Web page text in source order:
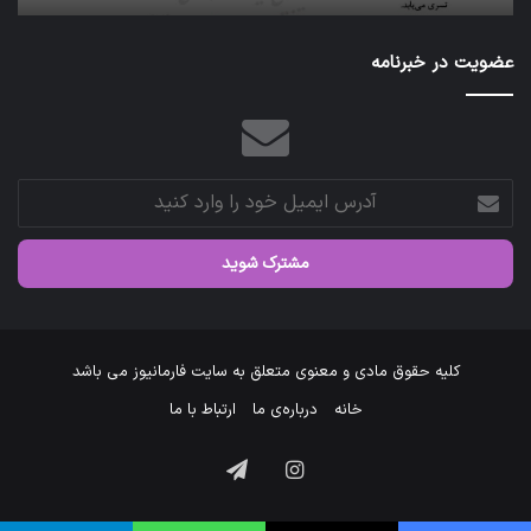
عازم
عالیات
شد.
عضویت در خبرنامه
آدرس
ایمیل
خود
وارد
کلیه حقوق مادی و معنوی متعلق به سایت فارمانیوز می باشد
خانه
درباره‌ی ما ارتباط با ما
اینستاگرام